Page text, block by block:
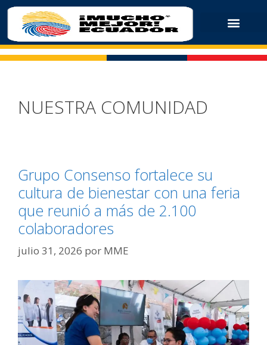
NUESTRA COMUNIDAD
Grupo Consenso fortalece su
cultura de bienestar con una feria
que reunió a más de 2.100
colaboradores
julio 31, 2026 por MME